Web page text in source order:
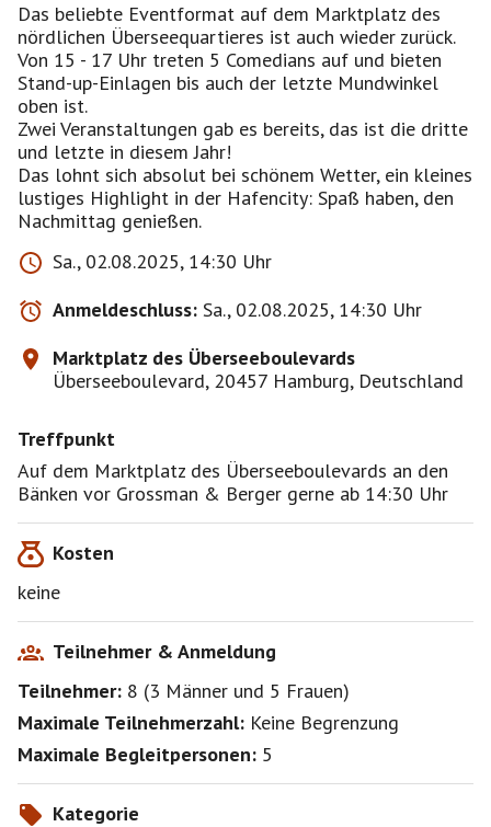
Das beliebte Eventformat auf dem Marktplatz des
nördlichen Überseequartieres ist auch wieder zurück.
Von 15 - 17 Uhr treten 5 Comedians auf und bieten
Stand-up-Einlagen bis auch der letzte Mundwinkel
oben ist.
Zwei Veranstaltungen gab es bereits, das ist die dritte
und letzte in diesem Jahr!
Das lohnt sich absolut bei schönem Wetter, ein kleines
lustiges Highlight in der Hafencity: Spaß haben, den
Nachmittag genießen.
Sa., 02.08.2025, 14:30 Uhr
Anmeldeschluss: Sa., 02.08.2025, 14:30 Uhr
Marktplatz des Überseeboulevards
Überseeboulevard, 20457 Hamburg, Deutschland
Treffpunkt
Auf dem Marktplatz des Überseeboulevards an den
Bänken vor Grossman & Berger gerne ab 14:30 Uhr
Kosten
keine
Teilnehmer & Anmeldung
Teilnehmer: 8 (3 Männer und 5 Frauen)
Maximale Teilnehmerzahl: Keine Begrenzung
Maximale Begleitpersonen: 5
Kategorie